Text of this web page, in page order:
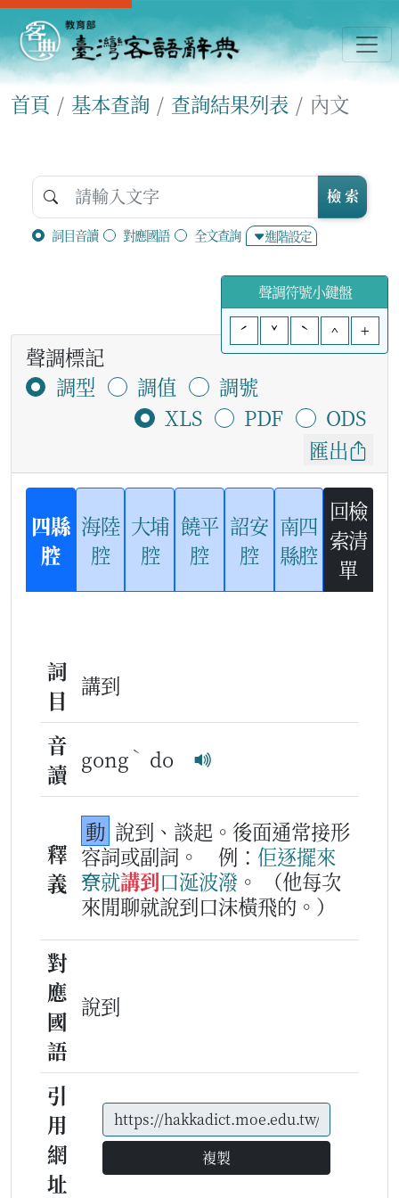
首頁 基本查詢 查詢結果列表 內文
詞目音讀 對應國語 全文查詢 進階設定
檢 索
聲調符號小鍵盤
ˊ
ˇ ˋ ^ +
聲調標記
調型
調值
調號
XLS
PDF
ODS
匯出
四縣
腔
海陸
腔
大埔
腔
饒平
腔
詔安
腔
南四
縣腔
回檢
索清
單
詞
目
講到
音
讀
gong ˋ do
釋
義
動 說到、談起。後面通常接形
容詞或副詞。
例： 佢逐擺來
尞就講到口涎波潑 。
（他每次
來閒聊就說到口沫橫飛的。）
對
應
國
語
說到
引
用
網
址
複製